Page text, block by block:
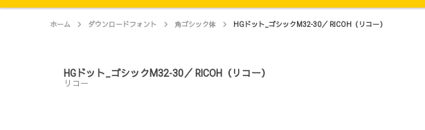
ホーム ダウンロードフォント 角ゴシック体 HGドット_ゴシックM32-30／ RICOH（リコー）
HGドット_ゴシックM32-30／ RICOH（リコー）
リコー